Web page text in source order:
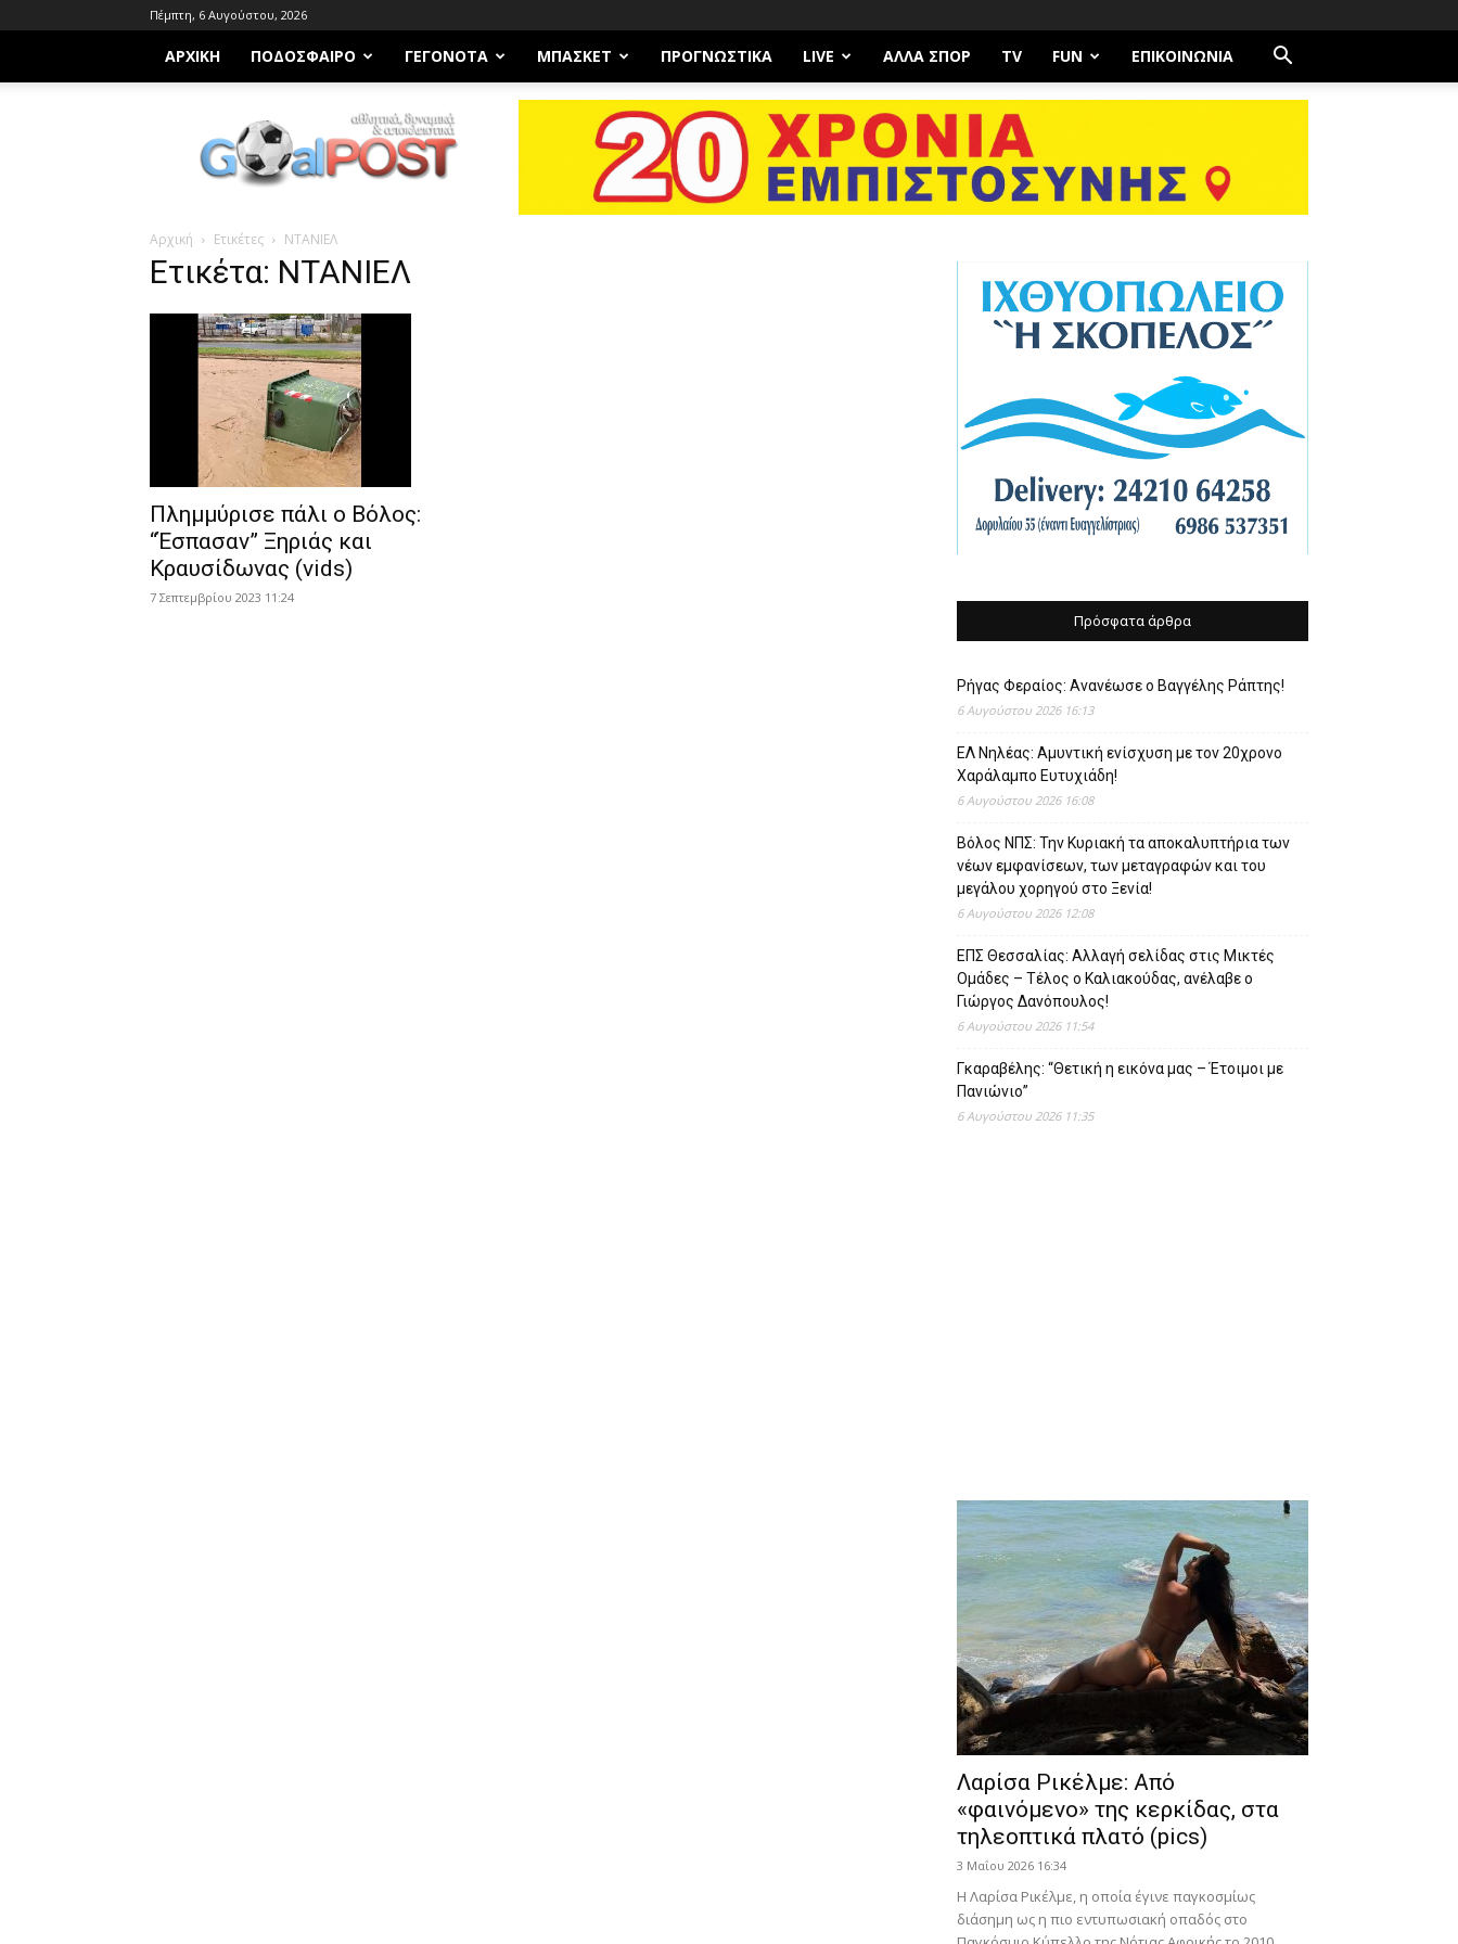
Πέμπτη, 6 Αυγούστου, 2026
ΑΡΧΙΚΗ ΠΟΔΌΣΦΑΙΡΟ ΓΕΓΟΝΌΤΑ ΜΠΆΣΚΕΤ ΠΡΟΓΝΩΣΤΙΚΑ LIVE ΆΛΛΑ ΣΠΟΡ TV FUN ΕΠΙΚΟΙΝΩΝΊΑ
Goalpost.gr
Αρχική Ετικέτες ΝΤΑΝΙΕΛ
Ετικέτα: ΝΤΑΝΙΕΛ
Πλημμύρισε πάλι ο Βόλος:
“Έσπασαν” Ξηριάς και
Κραυσίδωνας (vids)
7 Σεπτεμβρίου 2023 11:24
Πρόσφατα άρθρα
Ρήγας Φεραίος: Ανανέωσε ο Βαγγέλης Ράπτης!
6 Αυγούστου 2026 16:13
ΕΛ Νηλέας: Αμυντική ενίσχυση με τον 20χρονο
Χαράλαμπο Ευτυχιάδη!
6 Αυγούστου 2026 16:08
Βόλος ΝΠΣ: Την Κυριακή τα αποκαλυπτήρια των
νέων εμφανίσεων, των μεταγραφών και του
μεγάλου χορηγού στο Ξενία!
6 Αυγούστου 2026 12:08
ΕΠΣ Θεσσαλίας: Αλλαγή σελίδας στις Μικτές
Ομάδες – Τέλος ο Καλιακούδας, ανέλαβε ο
Γιώργος Δανόπουλος!
6 Αυγούστου 2026 11:54
Γκαραβέλης: “Θετική η εικόνα μας – Έτοιμοι με
Πανιώνιο”
6 Αυγούστου 2026 11:35
Λαρίσα Ρικέλμε: Από
«φαινόμενο» της κερκίδας, στα
τηλεοπτικά πλατό (pics)
3 Μαΐου 2026 16:34
Η Λαρίσα Ρικέλμε, η οποία έγινε παγκοσμίως
διάσημη ως η πιο εντυπωσιακή οπαδός στο